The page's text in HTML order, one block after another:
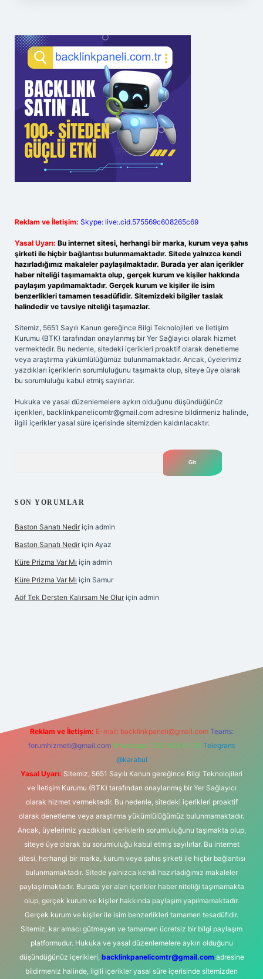
Reklam ve İletişim: Skype: live:.cid.575569c608265c69
Yasal Uyarı: Bu internet sitesi, herhangi bir marka, kurum veya şahıs
şirketi ile hiçbir bağlantısı bulunmamaktadır. Sitede yalnızca kendi
hazırladığımız makaleler paylaşılmaktadır. Burada yer alan içerikler
haber niteliği taşımamakta olup, gerçek kurum ve kişiler hakkında
paylaşım yapılmamaktadır. Gerçek kurum ve kişiler ile isim
benzerlikleri tamamen tesadüfidir. Sitemizdeki bilgiler taslak
halindedir ve tavsiye niteliği taşımazlar.
Sitemiz, 5651 Sayılı Kanun gereğince Bilgi Teknolojileri ve İletişim
Kurumu (BTK) tarafından onaylanmış bir Yer Sağlayıcı olarak hizmet
vermektedir. Bu nedenle, sitedeki içerikleri proaktif olarak denetleme
veya araştırma yükümlülüğümüz bulunmamaktadır. Ancak, üyelerimiz
yazdıkları içeriklerin sorumluluğunu taşımakta olup, siteye üye olarak
bu sorumluluğu kabul etmiş sayılırlar.
Hukuka ve yasal düzenlemelere aykırı olduğunu düşündüğünüz
içerikleri, backlinkpanelicomtr@gmail.com adresine bildirmeniz halinde,
ilgili içerikler yasal süre içerisinde sitemizden kaldırılacaktır.
SON YORUMLAR
Baston Sanatı Nedir için admin
Baston Sanatı Nedir için Ayaz
Küre Prizma Var Mı için admin
Küre Prizma Var Mı için Samur
Aöf Tek Dersten Kalırsam Ne Olur için admin
Reklam ve İletişim: E-mail: backlinkpaneli@gmail.com Teams:
forumhizmeti@gmail.com Whatsapp: 0262 606 0 726 Telegram:
@karabul
Yasal Uyarı: Sitemiz, 5651 Sayılı Kanun gereğince Bilgi Teknolojileri
ve İletişim Kurumu (BTK) tarafından onaylanmış bir Yer Sağlayıcı
olarak hizmet vermektedir. Bu nedenle, sitedeki içerikleri proaktif
olarak denetleme veya araştırma yükümlülüğümüz bulunmamaktadır.
Ancak, üyelerimiz yazdıkları içeriklerin sorumluluğunu taşımakta olup,
siteye üye olarak bu sorumluluğu kabul etmiş sayılırlar. Bu internet
sitesi, herhangi bir marka, kurum veya şahıs şirketi ile hiçbir bağlantısı
bulunmamaktadır. Sitede yalnızca kendi hazırladığımız makaleler
paylaşılmaktadır. Burada yer alan içerikler haber niteliği taşımamakta
olup, gerçek kurum ve kişiler hakkında paylaşım yapılmamaktadır.
Gerçek kurum ve kişiler ile isim benzerlikleri tamamen tesadüfidir.
Sitemiz, kar amacı gütmeyen ve tamamen ücretsiz bir bilgi paylaşım
platformudur. Hukuka ve yasal düzenlemelere aykırı olduğunu
düşündüğünüz içerikleri, backlinkpanelicomtr@gmail.comadresine
bildirmeniz halinde, ilgili içerikler yasal süre içerisinde sitemizden